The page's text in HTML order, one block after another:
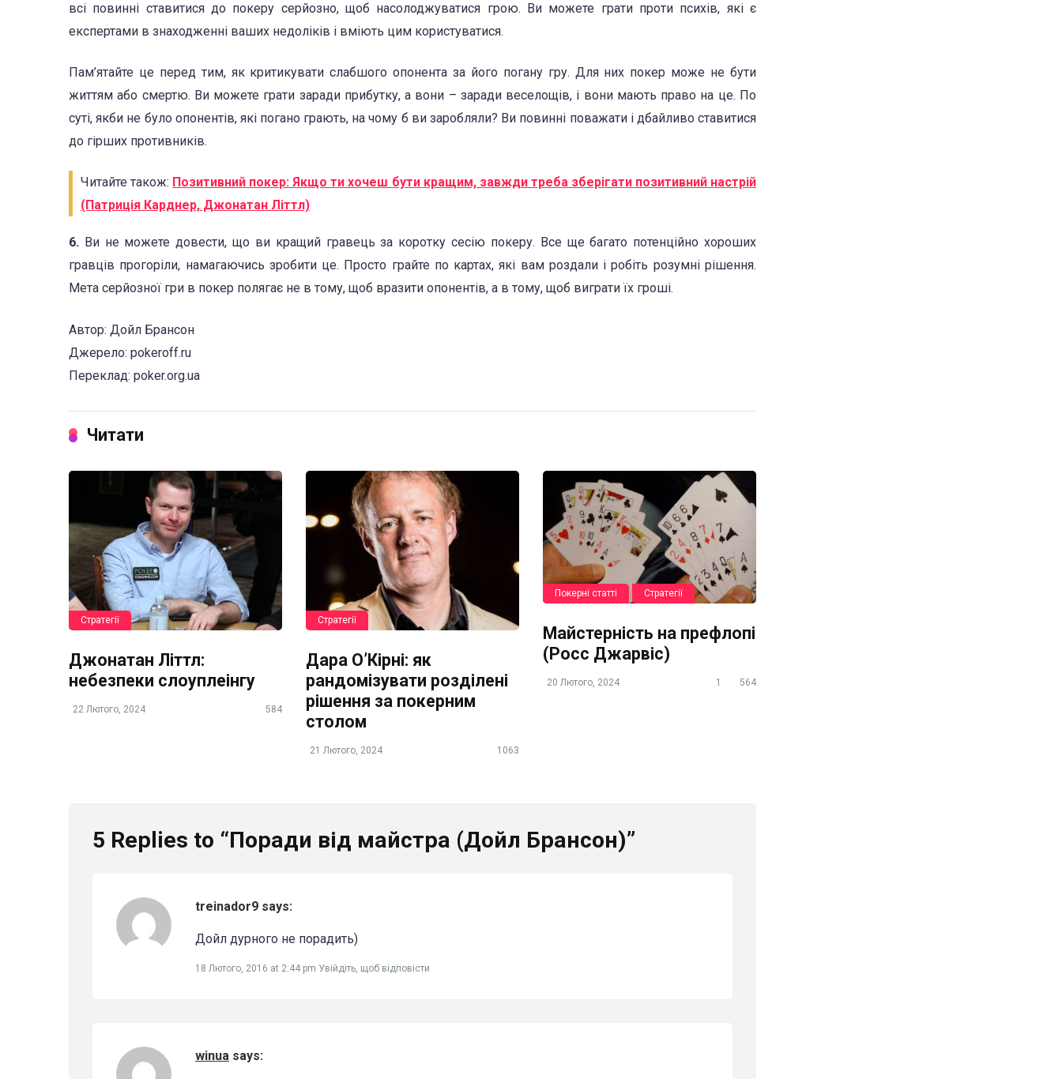
всі повинні ставитися до покеру серйозно, щоб насолоджуватися грою. Ви можете грати проти психів, які є
експертами в знаходженні ваших недоліків і вміють цим користуватися.
Пам’ятайте це перед тим, як критикувати слабшого опонента за його погану гру. Для них покер може не бути
життям або смертю. Ви можете грати заради прибутку, а вони – заради веселощів, і вони мають право на це. По
суті, якби не було опонентів, які погано грають, на чому б ви заробляли? Ви повинні поважати і дбайливо ставитися
до гірших противників.
Читайте також: Позитивний покер: Якщо ти хочеш бути кращим, завжди треба зберігати позитивний настрій
(Патриція Карднер, Джонатан Літтл)
6. Ви не можете довести, що ви кращий гравець за коротку сесію покеру. Все ще багато потенційно хороших
гравців прогоріли, намагаючись зробити це. Просто грайте по картах, які вам роздали і робіть розумні рішення.
Мета серйозної гри в покер полягає не в тому, щоб вразити опонентів, а в тому, щоб виграти їх гроші.
Автор: Дойл Брансон
Джерело: pokeroff.ru
Переклад: poker.org.ua
Читати
Стратегії
Джонатан Літтл:
небезпеки слоуплеінгу
22 Лютого, 2024 584
Стратегії
Дара О’Кірні: як
рандомізувати розділені
рішення за покерним
столом
21 Лютого, 2024 1063
Покерні статті Стратегії
Майстерність на префлопі
(Росс Джарвіс)
20 Лютого, 2024 1 564
5 Replies to “Поради від майстра (Дойл Брансон)”
treinador9 says:
Дойл дурного не порадить)
18 Лютого, 2016 at 2:44 pm Увійдіть, щоб відповісти
winua says: